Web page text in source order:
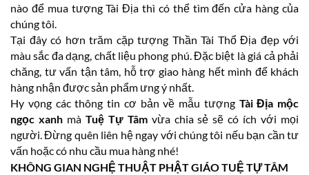
nào để mua tượng Tài Địa thì có thể tìm đến cửa hàng của
chúng tôi.
Tại đây có hơn trăm cặp tượng Thần Tài Thổ Địa đẹp với
màu sắc đa dạng, chất liệu phong phú. Đặc biệt là giá cả phải
chăng, tư vấn tận tâm, hỗ trợ giao hàng hết mình để khách
hàng nhận được sản phẩm ưng ý nhất.
Hy vọng các thông tin cơ bản về mẫu tượng Tài Địa mộc
ngọc xanhmà Tuệ Tự Tâmvừa chia sẻ sẽ có ích với mọi
người. Đừng quên liên hệ ngay với chúng tôi nếu bạn cần tư
vấn hoặc có nhu cầu mua hàng nhé!
KHÔNG GIAN NGHỆ THUẬT PHẬT GIÁO TUỆ TỰ TÂM